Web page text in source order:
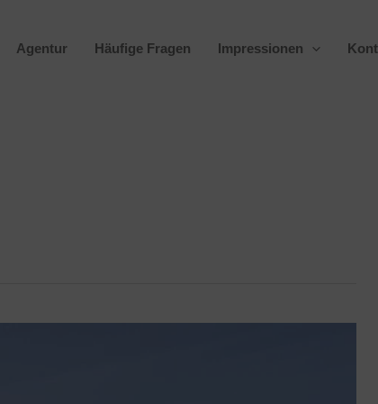
Agentur Häufige Fragen Impressionen